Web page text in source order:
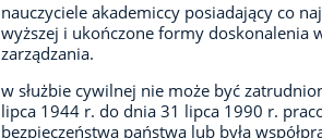
nauczyciele akademiccy posiadający co
wyższej i ukończone formy doskonalenia
zarządzania.
w służbie cywilnej nie może być
lipca 1944 r. do dnia 31 lipca 1990 r.
bezpieczeństwa państwa lub była